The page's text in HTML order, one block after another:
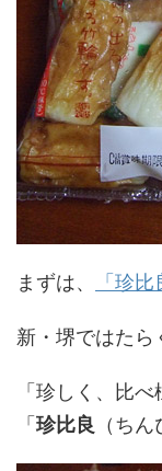
まずは、 「珍
新・堺ではたら
「珍しく、比
「 珍比良 （ち